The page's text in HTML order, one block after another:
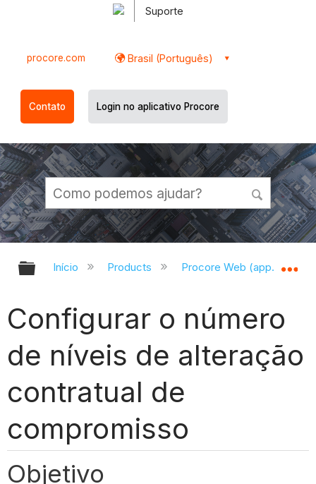
Suporte
procore.com Brasil (Português)
Contato Login no aplicativo Procore
Expandir/recolher hierarquia
Início Products Procore Web
Configurar o número
de níveis de alteração
contratual de
compromisso
Objetivo